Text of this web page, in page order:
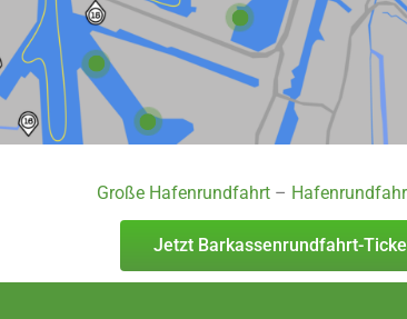
Große Hafenrundfahrt –
Jetzt Barkassenrundfahrt-